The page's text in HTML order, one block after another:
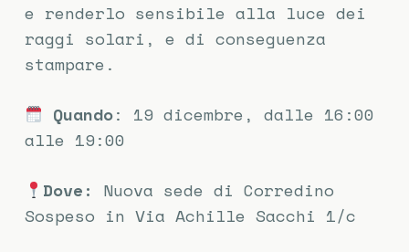
e renderlo sensibile alla luce dei
raggi solari, e di conseguenza
stampare.
Quando: 19 dicembre, dalle 16:00
alle 19:00
Dove:
Nuova sede di Corredino
Sospeso in Via Achille Sacchi 1/c